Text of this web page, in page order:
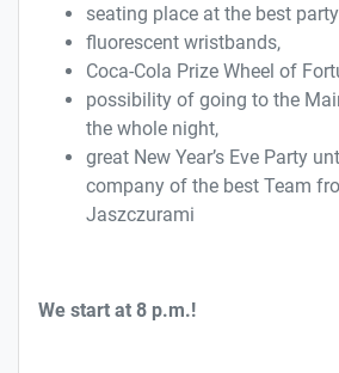
seating place at the best
fluorescent wristbands,
Coca-Cola Prize Wheel of
possibility of going to the
the whole night,
great New Year’s Eve Party
company of the best Team
Jaszczurami
We start at 8 p.m.!